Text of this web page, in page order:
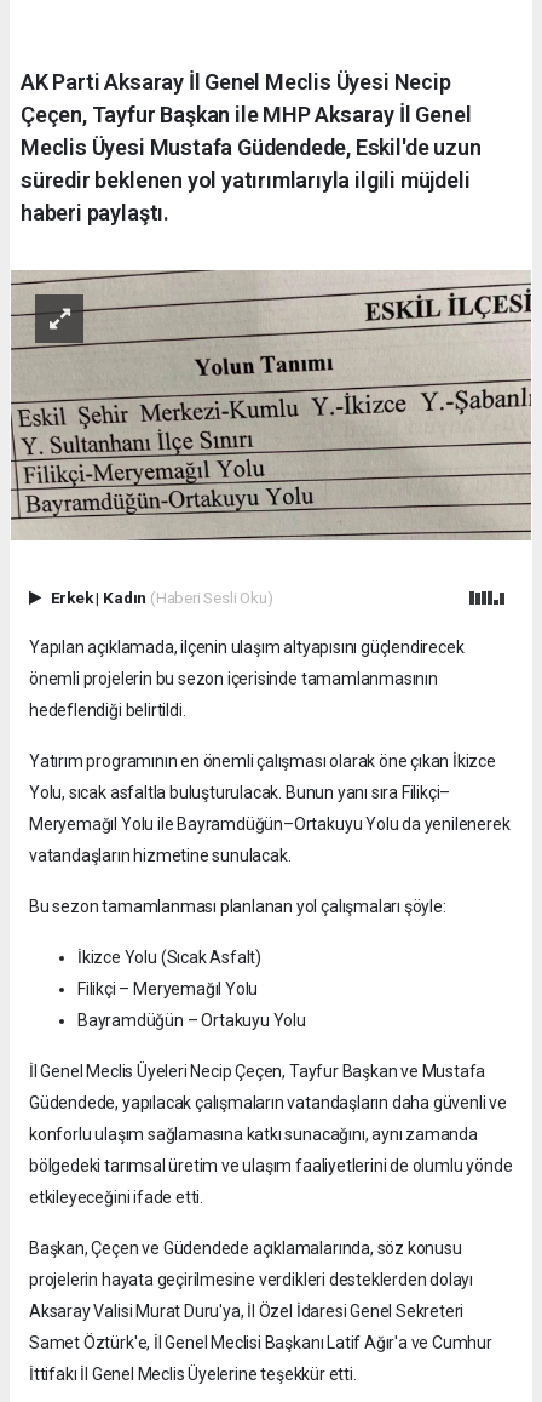
AK Parti Aksaray İl Genel Meclis Üyesi Necip
Çeçen, Tayfur Başkan ile MHP Aksaray İl Genel
Meclis Üyesi Mustafa Güdendede, Eskil'de uzun
süredir beklenen yol yatırımlarıyla ilgili müjdeli
haberi paylaştı.
Erkek| Kadın (Haberi Sesli Oku)
Yapılan açıklamada, ilçenin ulaşım altyapısını güçlendirecek
önemli projelerin bu sezon içerisinde tamamlanmasının
hedeflendiği belirtildi.
Yatırım programının en önemli çalışması olarak öne çıkan İkizce
Yolu, sıcak asfaltla buluşturulacak. Bunun yanı sıra Filikçi–
Meryemağıl Yolu ile Bayramdüğün–Ortakuyu Yolu da yenilenerek
vatandaşların hizmetine sunulacak.
Bu sezon tamamlanması planlanan yol çalışmaları şöyle:
İkizce Yolu (Sıcak Asfalt)
Filikçi – Meryemağıl Yolu
Bayramdüğün – Ortakuyu Yolu
İl Genel Meclis Üyeleri Necip Çeçen, Tayfur Başkan ve Mustafa
Güdendede, yapılacak çalışmaların vatandaşların daha güvenli ve
konforlu ulaşım sağlamasına katkı sunacağını, aynı zamanda
bölgedeki tarımsal üretim ve ulaşım faaliyetlerini de olumlu yönde
etkileyeceğini ifade etti.
Başkan, Çeçen ve Güdendede açıklamalarında, söz konusu
projelerin hayata geçirilmesine verdikleri desteklerden dolayı
Aksaray Valisi Murat Duru'ya, İl Özel İdaresi Genel Sekreteri
Samet Öztürk'e, İl Genel Meclisi Başkanı Latif Ağır'a ve Cumhur
İttifakı İl Genel Meclis Üyelerine teşekkür etti.